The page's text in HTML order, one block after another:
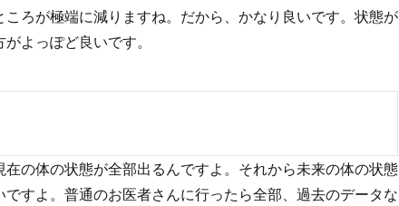
ろが極端に減りますね。だから、かなり良いです。状態が
よっぽど良いです。
の体の状態が全部出るんですよ。それから未来の体の状態
すよ。普通のお医者さんに行ったら全部、過去のデータな